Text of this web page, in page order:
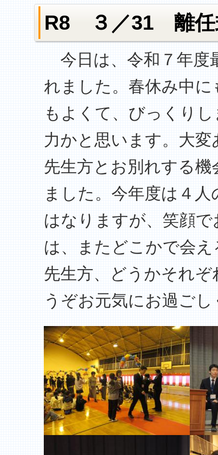
R8 ３／31 離任
今日は、令和７年度
れました。春休み中
もよくて、びっくり
力かと思います。大
先生方とお別れする
ました。今年度は４
はなりますが、笑顔
は、またどこかで会
先生方、どうかそれ
うぞお元気にお過ご